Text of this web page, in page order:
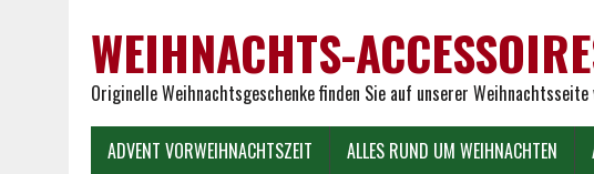
WEIHNACHTS-
Originelle Weihnachtsgeschenke finden Sie auf unserer
ADVENT VORWEIHNACHTSZEIT ALLES RUND UM WEIHNACHTEN